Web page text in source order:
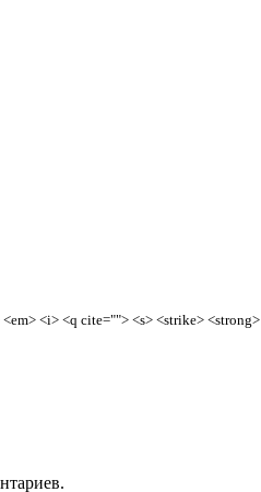
<i> <q cite=""> <s> <strike> <strong>